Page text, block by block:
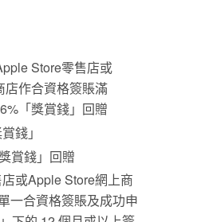
Store零售店或
店作合資格簽賬滿
「獎賞錢」回贈
錢」
賞錢」回贈
或Apple Store網上商
一合資格簽賬及成功申